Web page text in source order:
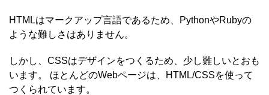
HTMLはマークアップ言語であるため、PythonやRubyの
ような難しさはありません。
しかし、CSSはデザインをつくるため、少し難しいとおも
います。 ほとんどのWebページは、HTML/CSSを使って
つくられています。